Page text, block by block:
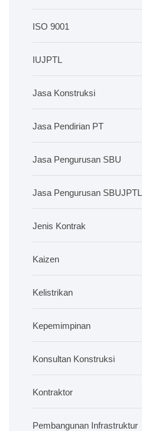
ISO 9001
IUJPTL
Jasa Konstruksi
Jasa Pendirian PT
Jasa Pengurusan SBU
Jasa Pengurusan SBUJPTL
Jenis Kontrak
Kaizen
Kelistrikan
Kepemimpinan
Konsultan Konstruksi
Kontraktor
Pembangunan Infrastruktur